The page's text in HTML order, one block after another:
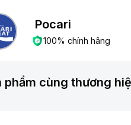
Pocari
100% chính hãng
phẩm cùng thương